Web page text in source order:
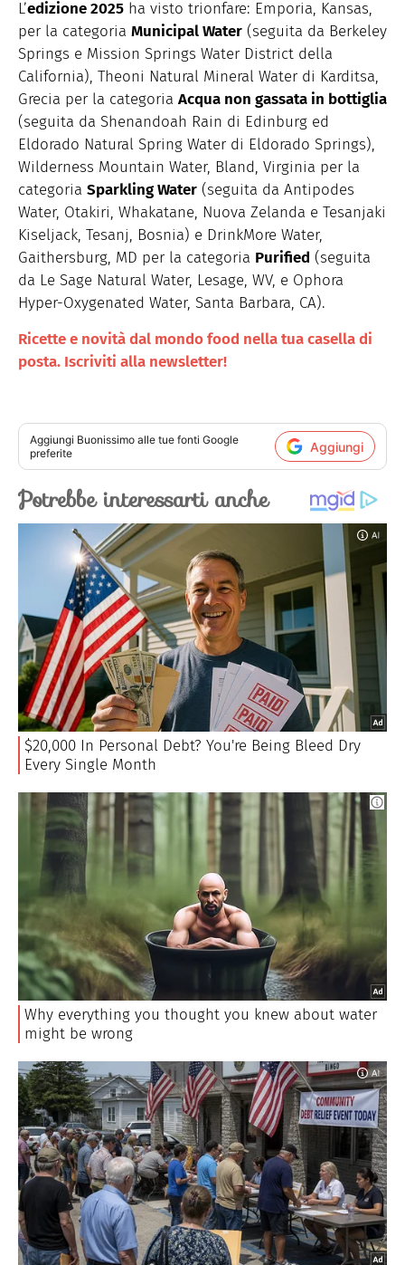
L’edizione 2025 ha visto trionfare: Emporia, Kansas,
per la categoria Municipal Water (seguita da Berkeley
Springs e Mission Springs Water District della
California), Theoni Natural Mineral Water di Karditsa,
Grecia per la categoria Acqua non gassata in bottiglia
(seguita da Shenandoah Rain di Edinburg ed
Eldorado Natural Spring Water di Eldorado Springs),
Wilderness Mountain Water, Bland, Virginia per la
categoria Sparkling Water (seguita da Antipodes
Water, Otakiri, Whakatane, Nuova Zelanda e Tesanjaki
Kiseljack, Tesanj, Bosnia) e DrinkMore Water,
Gaithersburg, MD per la categoria Purified (seguita
da Le Sage Natural Water, Lesage, WV, e Ophora
Hyper-Oxygenated Water, Santa Barbara, CA).
Ricette e novità dal mondo food nella tua casella di
posta. Iscriviti alla newsletter!
Aggiungi Buonissimo alle tue fonti Google
preferite
Aggiungi